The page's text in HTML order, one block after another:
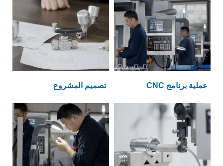
تصميم المشروع عملية برنامج CNC